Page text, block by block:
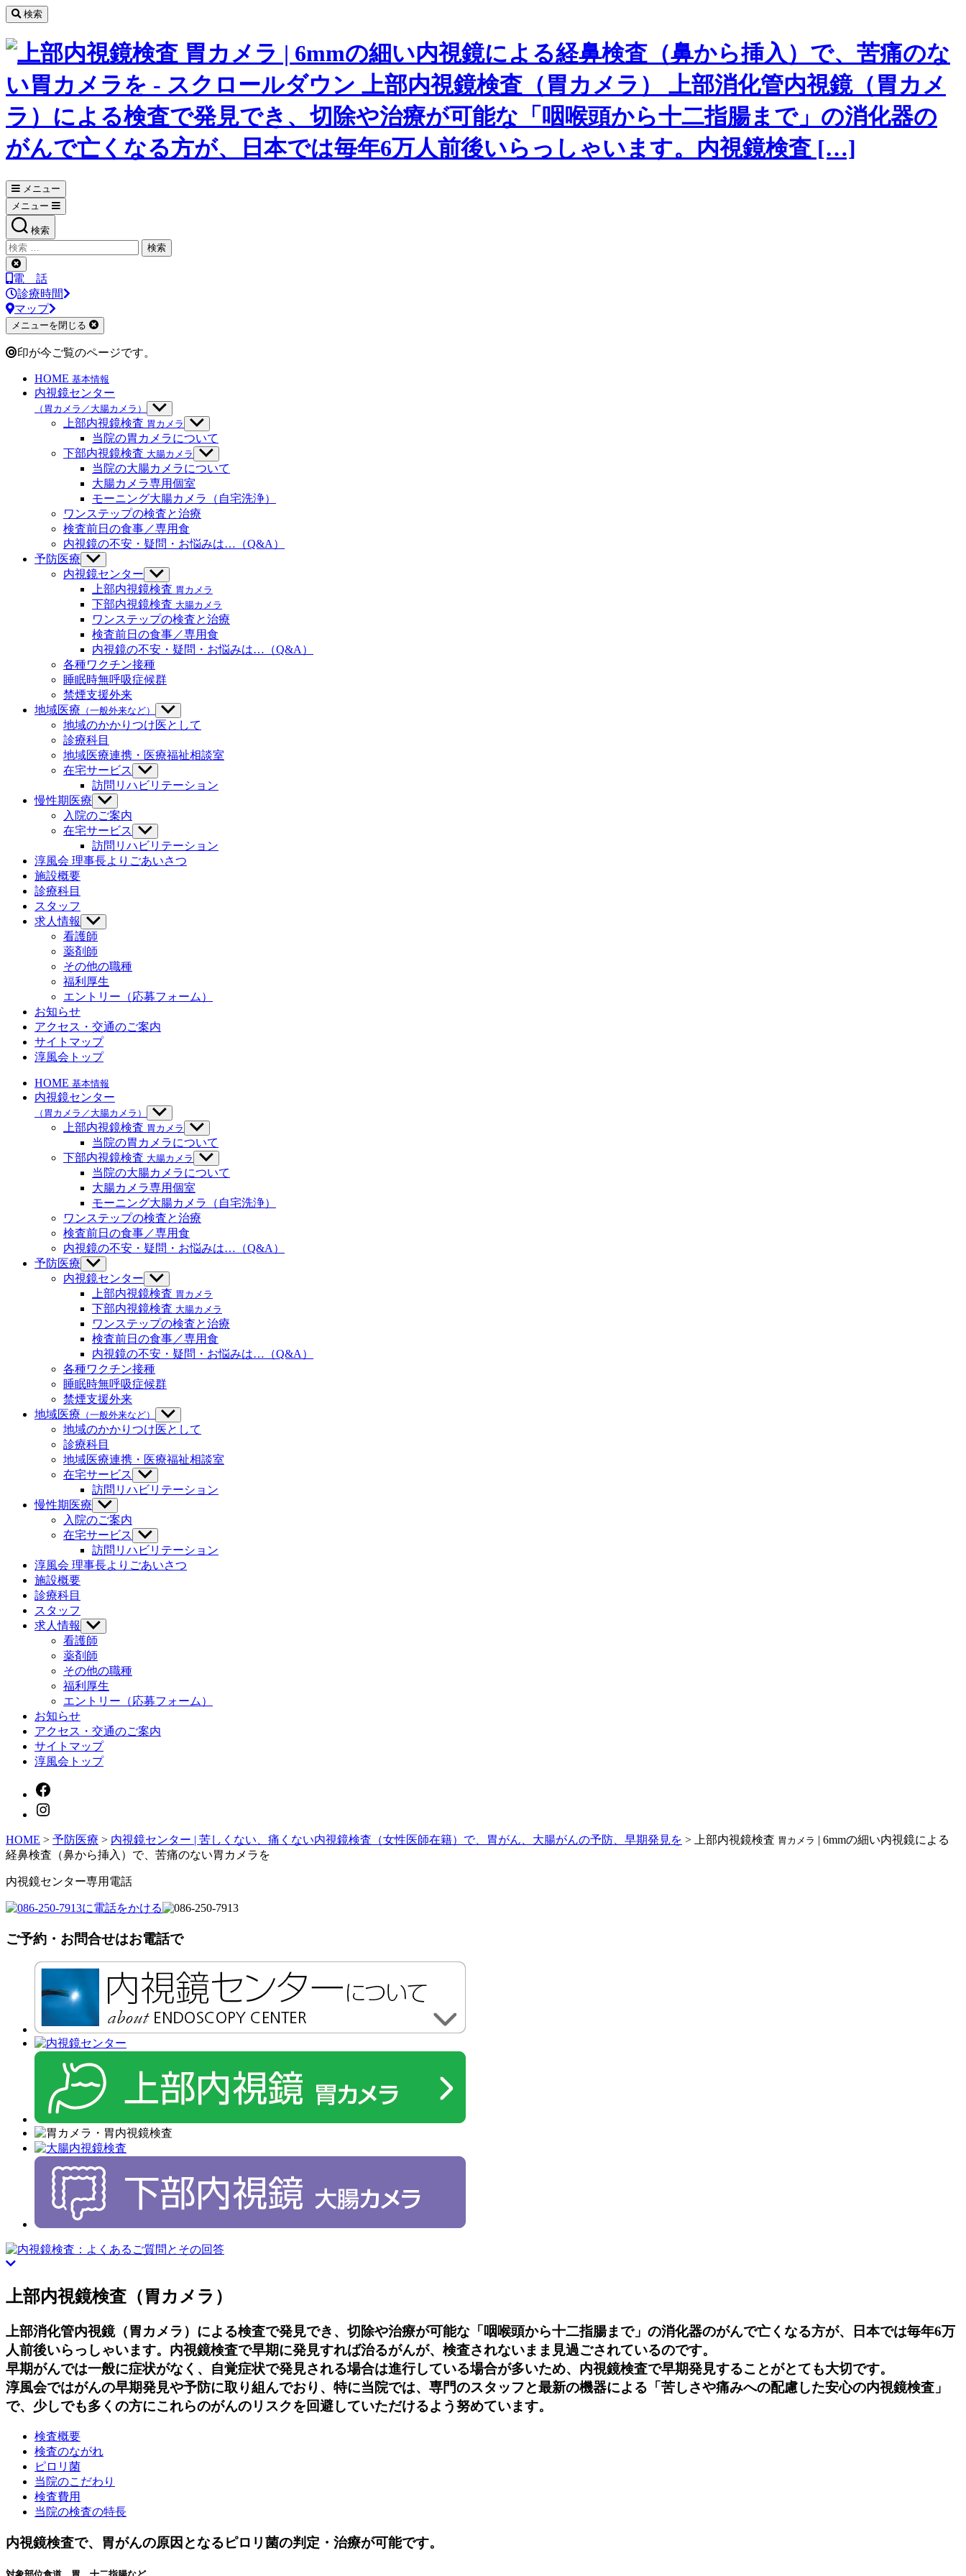
コ
ン
テ
へ
キ
プ
検索
メニュー
メニュー
検索
検
索
対
象:
検
索
を
閉
じ
る
電 話
診療時間
マップ
メニューを閉じる
印が今ご覧のページです。
HOME 基本情報
内視鏡センター
（胃カメラ／大腸カメラ）
サ
ブ
メ
ュ
ー
を
表
示
上部内視鏡検査 胃カメラ
サ
ブ
メ
ニ
ュ
ー
を
表
当院の胃カメラについて
下部内視鏡検査 大腸カメラ
サ
ブ
ニ
ュ
ー
表
当院の大腸カメラについて
大腸カメラ専用個室
モーニング大腸カメラ（自宅洗浄）
ワンステップの検査と治療
検査前日の食事／専用食
内視鏡の不安・疑問・お悩みは…（Q&A）
予防医療 サ
ブ
ニ
ュ
ー
を
表
示
内視鏡センター サ
ブ
メ
ニ
ュ
ー
を
表
示
上部内視鏡検査 胃カメラ
下部内視鏡検査 大腸カメラ
ワンステップの検査と治療
検査前日の食事／専用食
内視鏡の不安・疑問・お悩みは…（Q&A）
各種ワクチン接種
睡眠時無呼吸症候群
禁煙支援外来
地域医療 （一般外来など）
サ
ブ
ニ
ュ
を
地域のかかりつけ医として
診療科目
地域医療連携・医療福祉相談室
在宅サービス
サ
ブ
ュ
ー
を
表
訪問リハビリテーション
慢性期医療 サ
ブ
ニ
ュ
ー
入院のご案内
在宅サービス
サ
ブ
メ
訪問リハビリテーション
淳風会 理事長よりごあいさつ
施設概要
診療科目
スタッフ
求人情報
サ
ブ
メ
ニ
ュ
ー
を
示
看護師
薬剤師
その他の職種
福利厚生
エントリー（応募フォーム）
お知らせ
アクセス・交通のご案内
サイトマップ
淳風会トップ
HOME 基本情報
内視鏡センター
（胃カメラ／大腸カメラ）
サ
ブ
メ
ュ
ー
を
表
示
上部内視鏡検査 胃カメラ
サ
ブ
メ
ニ
ュ
ー
を
表
当院の胃カメラについて
下部内視鏡検査 大腸カメラ
サ
ブ
ニ
ュ
ー
表
当院の大腸カメラについて
大腸カメラ専用個室
モーニング大腸カメラ（自宅洗浄）
ワンステップの検査と治療
検査前日の食事／専用食
内視鏡の不安・疑問・お悩みは…（Q&A）
予防医療 サ
ブ
ニ
ュ
ー
を
表
示
内視鏡センター サ
ブ
メ
ニ
ュ
ー
を
表
示
上部内視鏡検査 胃カメラ
下部内視鏡検査 大腸カメラ
ワンステップの検査と治療
検査前日の食事／専用食
内視鏡の不安・疑問・お悩みは…（Q&A）
各種ワクチン接種
睡眠時無呼吸症候群
禁煙支援外来
地域医療 （一般外来など）
サ
ブ
ニ
ュ
を
地域のかかりつけ医として
診療科目
地域医療連携・医療福祉相談室
在宅サービス
サ
ブ
ュ
ー
を
表
訪問リハビリテーション
慢性期医療 サ
ブ
ニ
ュ
ー
入院のご案内
在宅サービス
サ
ブ
メ
訪問リハビリテーション
淳風会 理事長よりごあいさつ
施設概要
診療科目
スタッフ
求人情報
サ
ブ
メ
ニ
ュ
ー
を
示
看護師
薬剤師
その他の職種
福利厚生
エントリー（応募フォーム）
お知らせ
アクセス・交通のご案内
サイトマップ
淳風会トップ
HOME > 予防医療 > 内視鏡センター | 苦しくない、痛くない内視鏡検査（女性医師在籍）で、胃がん、大腸がんの予防、早期発見を > 上部内視鏡検査 胃カメラ | 6mmの細い内視鏡による
経鼻検査（鼻から挿入）で、苦痛のない胃カメラを
内視鏡センター専用電話
ご予約・お問合せはお電話で
ク
ロ
ー
ル
ダ
ウ
ン
上部内視鏡検査（胃カメラ）
上部消化管内視鏡（胃カメラ）による検査で発見でき、切除や治療が可能な「咽喉頭から十二指腸まで」の消化器のがんで亡くなる方が、日本では毎年6万
人前後いらっしゃいます。内視鏡検査で早期に発見すれば治るがんが、検査されないまま見過ごされているのです。
早期がんでは一般に症状がなく、自覚症状で発見される場合は進行している場合が多いため、内視鏡検査で早期発見することがとても大切です。
淳風会ではがんの早期発見や予防に取り組んでおり、特に当院では、専門のスタッフと最新の機器による「苦しさや痛みへの配慮した安心の内視鏡検査」
で、少しでも多くの方にこれらのがんのリスクを回避していただけるよう努めています。
検査概要
検査のながれ
ピロリ菌
当院のこだわり
検査費用
当院の検査の特長
内視鏡検査で、胃がんの原因となるピロリ菌の判定・治療が可能です。